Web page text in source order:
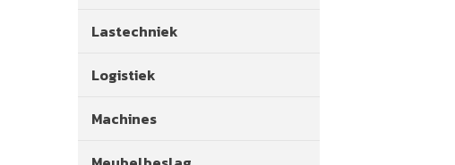
Lastechniek
Logistiek
Machines